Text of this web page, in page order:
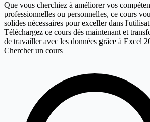
Que vous cherchiez à améliorer vos
professionnelles ou personnelles, ce cours
solides nécessaires pour exceller dans
Téléchargez ce cours dès maintenant et
de travailler avec les données grâce à Excel
Chercher un cours